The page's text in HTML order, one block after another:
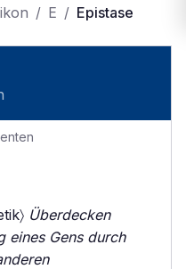
/ E / Epistase
Überdecken
eines Gens durch